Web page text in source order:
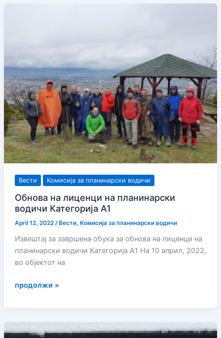
Вести Комисија за планинарски водичи
Oбнова на лиценци на планинарски
водичи Категорија А1
April 12, 2022 /Вести, Комисија за планинарски водичи
Извештај за завршена обука за обнова на лиценци на
планинарски водичи Категорија А1 На 10 април, 2022,
во објектот на
Oбнова
на
планинарски
продолжи »